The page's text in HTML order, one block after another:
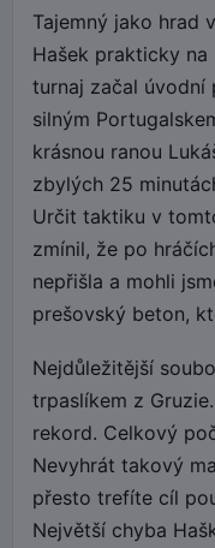
Tajemný jako hrad
Hašek prakticky
turnaj začal úvodní
silným
krásnou ranou
zbylých 25
Určit taktiku v
zmínil, že po
nepřišla a mohli
prešovský beton,
Nejdůležitější
trpaslíkem z
rekord. Celkový
Nevyhrát takový
přesto trefíte cíl
Největší chyba